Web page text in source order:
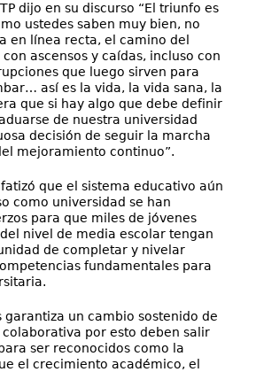
dijo en su discurso “El triunfo es
ustedes saben muy bien, no
en línea recta, el camino del
ascensos y caídas, incluso con
que luego sirven para
así es la vida, la vida sana, la
que si hay algo que debe definir
de nuestra universidad
decisión de seguir la marcha
mejoramiento continuo”.
que el sistema educativo aún
como universidad se han
para que miles de jóvenes
nivel de media escolar tengan
de completar y nivelar
fundamentales para
garantiza un cambio sostenido de
por esto deben salir
ser reconocidos como la
el crecimiento académico, el